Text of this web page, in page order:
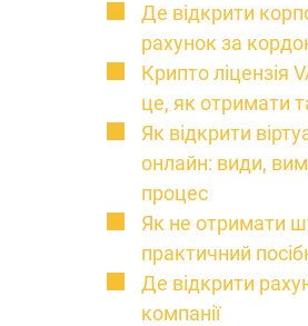
Де відкрити
рахунок за
Крипто ліцензія
це, як отримати
Як відкрити
онлайн: види,
процес
Як не отримати
практичний
Де відкрити
компанії